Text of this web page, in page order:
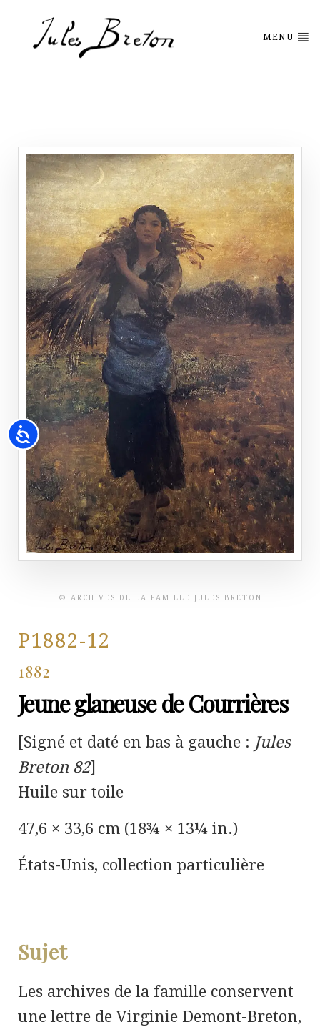
Accessibility
MENU
© ARCHIVES DE LA FAMILLE JULES BRETON
P1882-12
1882
Jeune glaneuse de Courrières
[Signé et daté en bas à gauche : Jules
Breton 82]
Huile sur toile
47,6 × 33,6 cm (18¾ × 13¼ in.)
États-Unis, collection particulière
Sujet
Les archives de la famille conservent
une lettre de Virginie Demont-Breton,